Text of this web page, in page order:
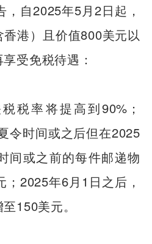
，自2025年5月2日起，
港）且价值800美元以
受免税待遇：
税率将提高到90%；
令时间或之后但在2025
间或之前的每件邮递物
2025年6月1日之后，
150美元。